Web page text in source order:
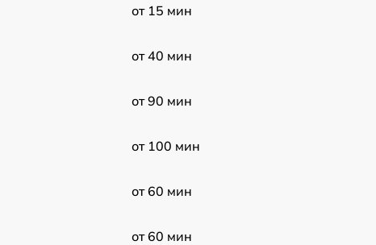
от 15 мин
от 40 мин
от 90 мин
от 100 мин
от 60 мин
от 60 мин